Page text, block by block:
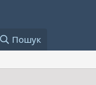
Пошук